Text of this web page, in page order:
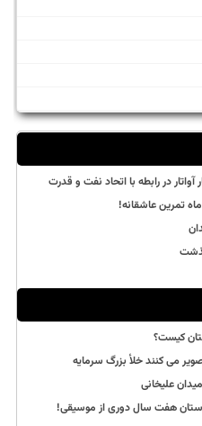
آواتار در رابطه با اتحاد نفت و قدرت
تمرین عاشقانه!
می کنند خلأ بزرگ سرمایه
علیخانی
هفت سال دوری از موسیقی!